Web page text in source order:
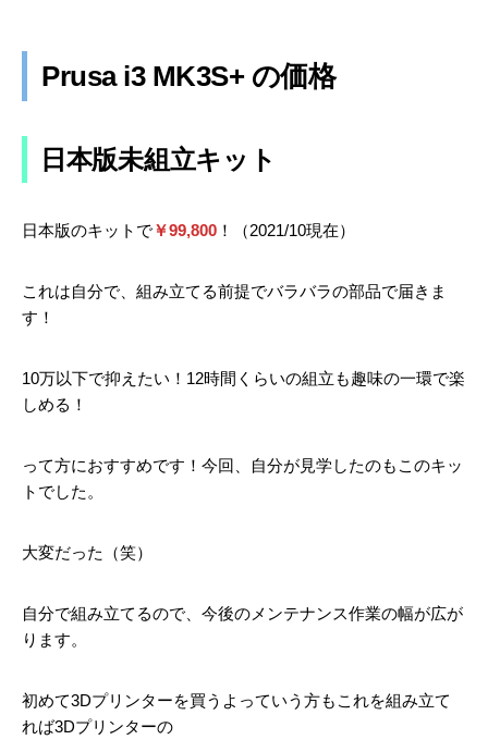
Prusa i3 MK3S+ の価格
日本版未組立キット
日本版のキットで￥99,800 ！（2021/10現在）
これは自分で、組み立てる前提でバラバラの部品で届きま
す！
10万以下で抑えたい！12時間くらいの組立も趣味の一環で楽
しめる！
って方におすすめです！今回、自分が見学したのもこのキッ
トでした。
大変だった（笑）
自分で組み立てるので、今後のメンテナンス作業の幅が広が
ります。
初めて3Dプリンターを買うよっていう方もこれを組み立て
れば3Dプリンターの